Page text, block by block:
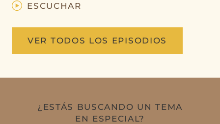
ESCUCHAR
VER TODOS LOS EPISODIOS
¿ESTÁS BUSCANDO UN TEMA
EN ESPECIAL?